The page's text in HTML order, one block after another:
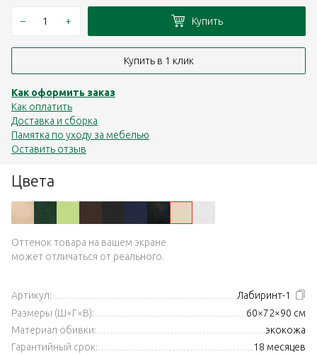
Цвета
Оттенок товара на вашем экране
может отличаться от реального.
Артикул:
Лабиринт-1
Размеры (Ш×Г×В):
60×72×90 см
Материал обивки:
экокожа
Гарантийный срок:
18 месяцев
– + Купить
Купить в 1 клик
Как оформить заказ
Как оплатить
Доставка и сборка
Памятка по уходу за мебелью
Оставить отзыв